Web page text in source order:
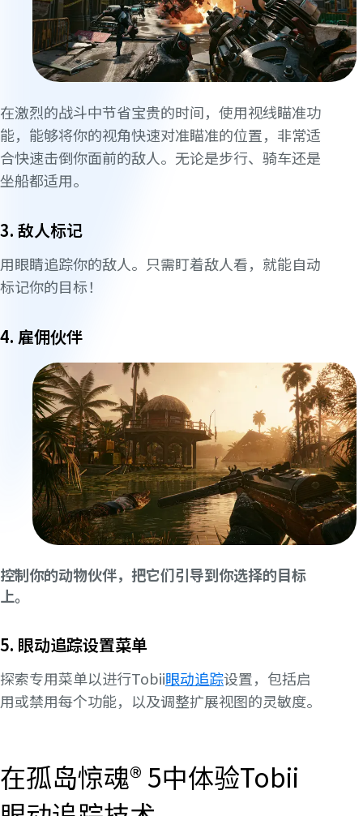
在激烈的战斗中节省宝贵的时间，使用视线瞄准功
能，能够将你的视角快速对准瞄准的位置，非常适
合快速击倒你面前的敌人。无论是步行、骑车还是
坐船都适用。
3. 敌人标记
用眼睛追踪你的敌人。只需盯着敌人看，就能自动
标记你的目标！
4. 雇佣伙伴
控制你的动物伙伴，把它们引导到你选择的目标
上。
5. 眼动追踪设置菜单
探索专用菜单以进行Tobii眼动追踪设置，包括启
用或禁用每个功能，以及调整扩展视图的灵敏度。
在孤岛惊魂® 5中体验Tobii